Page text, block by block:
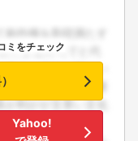
ミをチェック
Yahoo!